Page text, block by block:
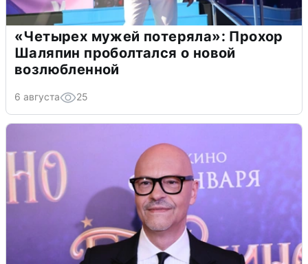
«Четырех мужей потеряла»: Прохор
Шаляпин проболтался о новой
возлюбленной
6 августа 25